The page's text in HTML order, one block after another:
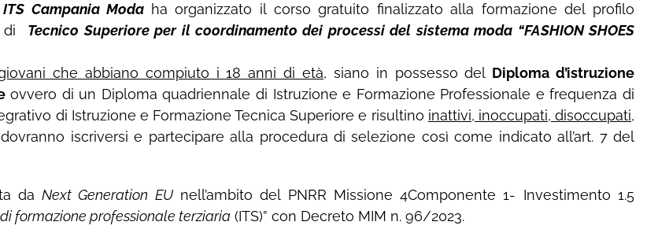
ITS Campania Moda ha organizzato il corso gratuito finalizzato alla formazione del profilo
di Tecnico Superiore per il coordinamento dei processi del sistema moda “FASHION SHOES
che abbiano compiuto i 18 anni di età, siano in possesso del Diploma d’istruzione
ovvero di un Diploma quadriennale di Istruzione e Formazione Professionale e frequenza di
di Istruzione e Formazione Tecnica Superiore e risultino inattivi, inoccupati, disoccupati,
iscriversi e partecipare alla procedura di selezione così come indicato all’art. 7 del
daNext Generation EUnell’ambito del PNRR Missione 4Componente 1- Investimento 1.5
formazione professionale terziaria(ITS)” con Decreto MIM n. 96/2023.